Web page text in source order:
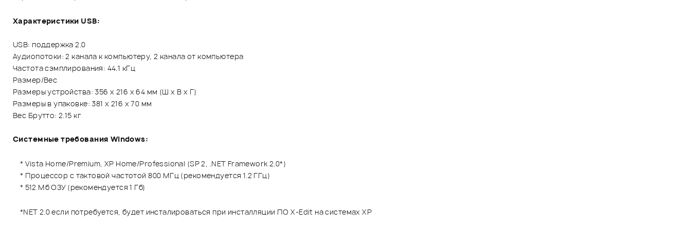
Характеристики USB:
USB: поддержка 2.0
Аудиопотоки: 2 канала к компьютеру, 2 канала от компьютера
Частота сэмплирования: 44.1 кГц
Размер/Вес
Размеры устройства: 356 x 216 x 64 мм (Ш x В x Г)
Размеры в упаковке: 381 x 216 x 70 мм
Вес Брутто: 2.15 кг
Системные требования Windows:
* Vista Home/Premium, XP Home/Professional (SP 2, .NET Framework 2.0*)
* Процессор с тактовой частотой 800 МГц (рекомендуется 1.2 ГГц)
* 512 Мб ОЗУ (рекомендуется 1 Гб)
*NET 2.0 если потребуется, будет инсталироваться при инсталляции ПО X-Edit на системах XP